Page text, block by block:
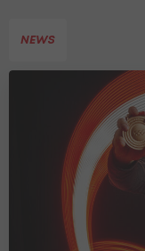
NEWS